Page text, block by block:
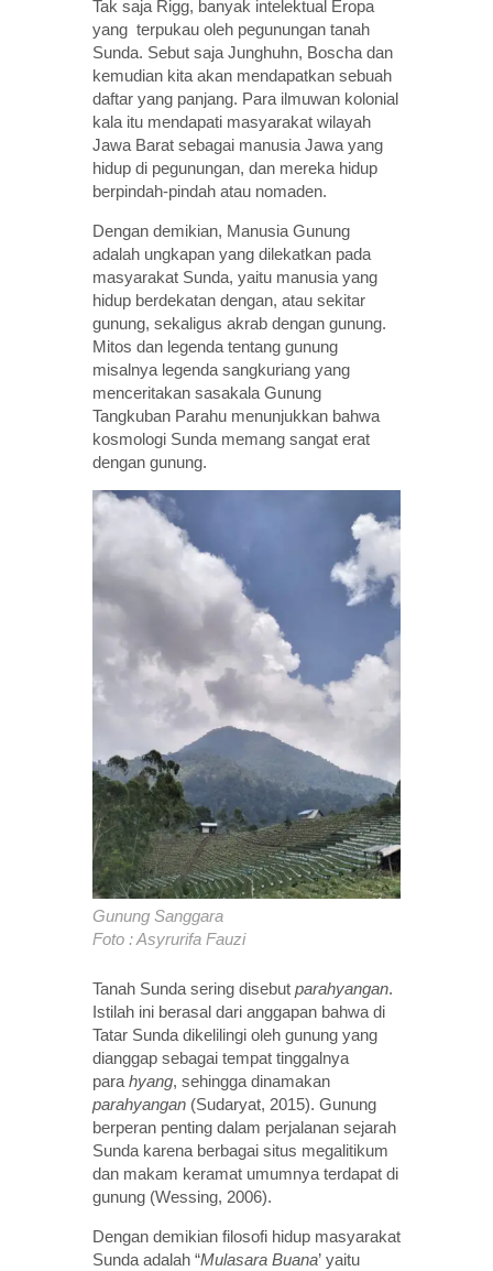
Tak saja Rigg, banyak intelektual Eropa
yang terpukau oleh pegunungan tanah
Sunda. Sebut saja Junghuhn, Boscha dan
kemudian kita akan mendapatkan sebuah
daftar yang panjang. Para ilmuwan kolonial
kala itu mendapati masyarakat wilayah
Jawa Barat sebagai manusia Jawa yang
hidup di pegunungan, dan mereka hidup
berpindah-pindah atau nomaden.
Dengan demikian, Manusia Gunung
adalah ungkapan yang dilekatkan pada
masyarakat Sunda, yaitu manusia yang
hidup berdekatan dengan, atau sekitar
gunung, sekaligus akrab dengan gunung.
Mitos dan legenda tentang gunung
misalnya legenda sangkuriang yang
menceritakan sasakala Gunung
Tangkuban Parahu menunjukkan bahwa
kosmologi Sunda memang sangat erat
dengan gunung.
Gunung Sanggara
Foto : Asyrurifa Fauzi
Tanah Sunda sering disebut parahyangan.
Istilah ini berasal dari anggapan bahwa di
Tatar Sunda dikelilingi oleh gunung yang
dianggap sebagai tempat tinggalnya
para hyang, sehingga dinamakan
parahyangan (Sudaryat, 2015). Gunung
berperan penting dalam perjalanan sejarah
Sunda karena berbagai situs megalitikum
dan makam keramat umumnya terdapat di
gunung (Wessing, 2006).
Dengan demikian filosofi hidup masyarakat
Sunda adalah “Mulasara Buana’ yaitu